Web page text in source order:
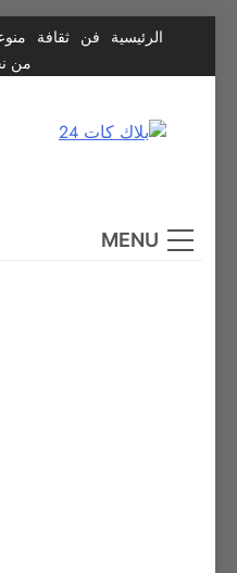
content
الرئيسية فن ثقافة
من
MENU